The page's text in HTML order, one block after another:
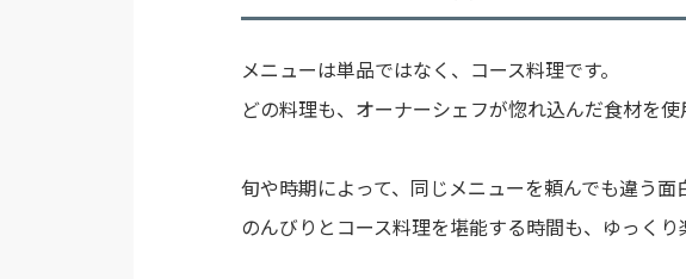
メニューは単品ではなく、コース料理です。
どの料理も、オーナーシェフが惚れ込んだ食材を使
旬や時期によって、同じメニューを頼んでも違う面
のんびりとコース料理を堪能する時間も、ゆっくり